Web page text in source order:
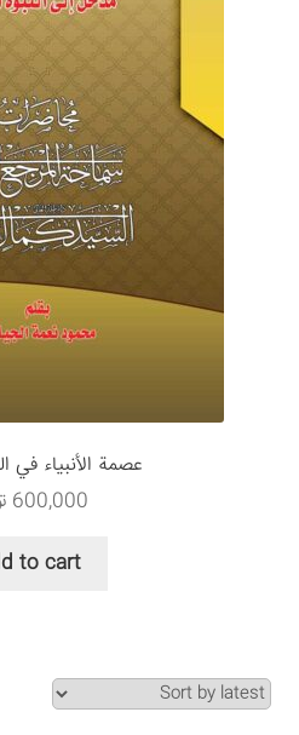
تماس با ما
قوانین و مقررات
عصمة الأنبياء في
600,000
to cart